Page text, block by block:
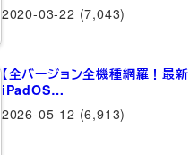
2020-03-22 (7,043)
【全バージョン全機種網羅！最新
iPadOS…
2026-05-12 (6,913)